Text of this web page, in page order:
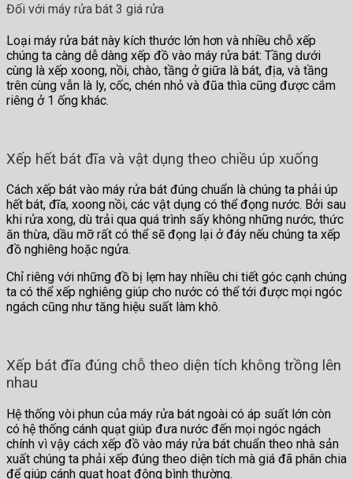
Đối với máy rửa bát 3 giá rửa
Loại máy rửa bát này kích thước lớn hơn và nhiều chỗ xếp
chúng ta càng dễ dàng xếp đồ vào máy rửa bát: Tầng dưới
cùng là xếp xoong, nồi, chào, tầng ở giữa là bát, địa, và tầng
trên cùng vẫn là ly, cốc, chén nhỏ và đũa thìa cũng được cắm
riêng ở 1 ống khác.
Xếp hết bát đĩa và vật dụng theo chiều úp xuống
Cách xếp bát vào máy rửa bát đúng chuẩn là chúng ta phải úp
hết bát, đĩa, xoong nồi, các vật dụng có thể đọng nước. Bởi sau
khi rửa xong, dù trải qua quá trình sấy không những nước, thức
ăn thừa, dầu mỡ rất có thể sẽ đọng lại ở đáy nếu chúng ta xếp
đồ nghiêng hoặc ngửa.
Chỉ riêng với những đồ bị lẹm hay nhiều chi tiết góc cạnh chúng
ta có thể xếp nghiêng giúp cho nước có thể tới được mọi ngóc
ngách cũng như tăng hiệu suất làm khô.
Xếp bát đĩa đúng chỗ theo diện tích không trồng lên
nhau
Hệ thống vòi phun của máy rửa bát ngoài có áp suất lớn còn
có hệ thống cánh quạt giúp đưa nước đến mọi ngóc ngách
chính vì vậy cách xếp đồ vào máy rửa bát chuẩn theo nhà sản
xuất chúng ta phải xếp đúng theo diện tích mà giá đã phân chia
để giúp cánh quạt hoạt động bình thường.